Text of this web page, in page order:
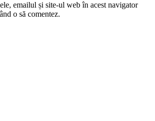
emailul și site-ul web în acest navigator
o să comentez.